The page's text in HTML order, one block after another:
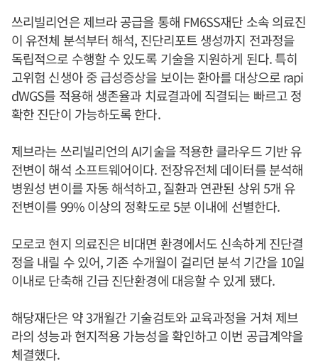
쓰리빌리언은 제브라 공급을 통해 FM6SS재단 소속 의료진
이 유전체 분석부터 해석, 진단리포트 생성까지 전과정을
독립적으로 수행할 수 있도록 기술을 지원하게 된다. 특히
고위험 신생아 중 급성증상을 보이는 환아를 대상으로 rapi
dWGS를 적용해 생존율과 치료결과에 직결되는 빠르고 정
확한 진단이 가능하도록 한다.
제브라는 쓰리빌리언의 AI기술을 적용한 클라우드 기반 유
전변이 해석 소프트웨어이다. 전장유전체 데이터를 분석해
병원성 변이를 자동 해석하고, 질환과 연관된 상위 5개 유
전변이를 99% 이상의 정확도로 5분 이내에 선별한다.
모로코 현지 의료진은 비대면 환경에서도 신속하게 진단결
정을 내릴 수 있어, 기존 수개월이 걸리던 분석 기간을 10일
이내로 단축해 긴급 진단환경에 대응할 수 있게 됐다.
해당재단은 약 3개월간 기술검토와 교육과정을 거쳐 제브
라의 성능과 현지적용 가능성을 확인하고 이번 공급계약을
체결했다.